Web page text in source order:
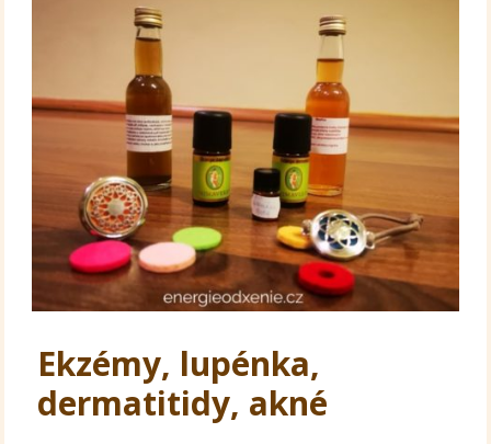
Ekzémy, lupénka,
dermatitidy, akné